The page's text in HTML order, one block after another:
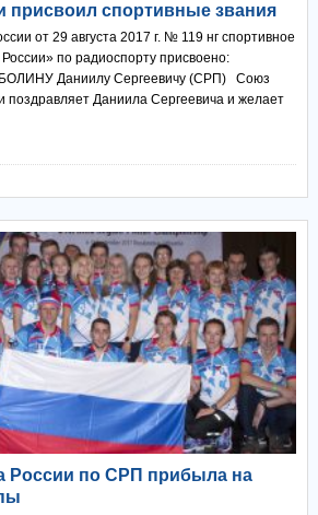
присвоил спортивные звания
от 29 августа 2017 г. № 119 нг спортивное
по радиоспорту присвоено:
Даниилу Сергеевичу (СРП) Союз
поздравляет Даниила Сергеевича и желает
России по СРП прибыла на